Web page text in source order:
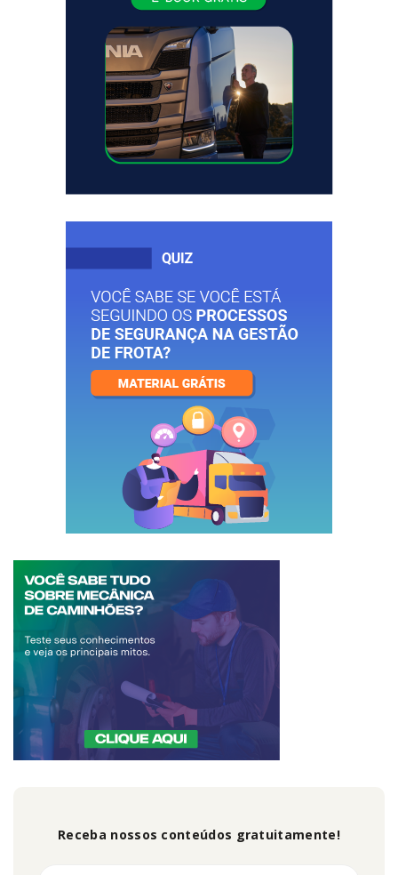
Receba nossos conteúdos gratuitamente!